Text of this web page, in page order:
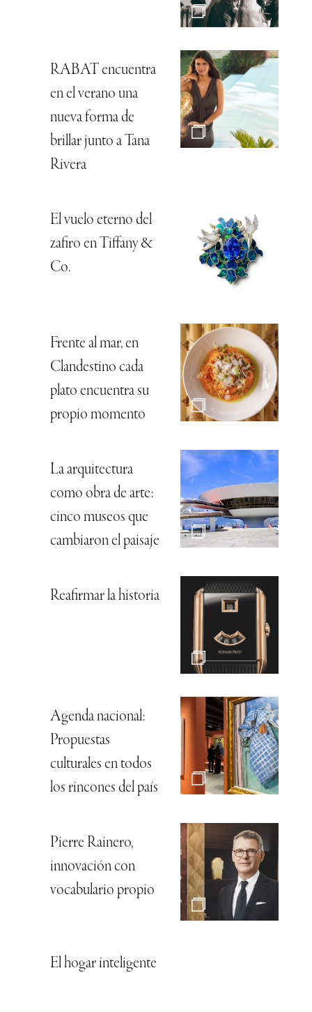
RABAT encuentra
en el verano una
nueva forma de
brillar junto a Tana
Rivera
El vuelo eterno del
zafiro en Tiffany &
Co.
Frente al mar, en
Clandestino cada
plato encuentra su
propio momento
La arquitectura
como obra de arte:
cinco museos que
cambiaron el paisaje
Reafirmar la historia
Agenda nacional:
Propuestas
culturales en todos
los rincones del país
Pierre Rainero,
innovación con
vocabulario propio
El hogar inteligente